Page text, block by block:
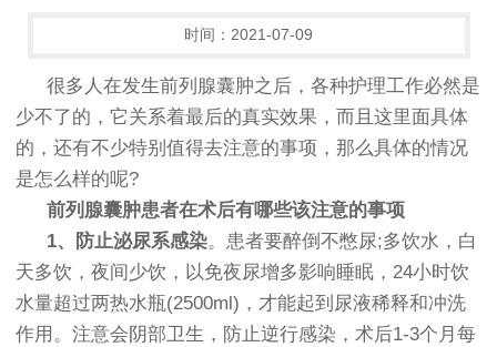
时间：2021-07-09
很多人在发生前列腺囊肿之后，各种护理工作必然是
少不了的，它关系着最后的真实效果，而且这里面具体
的，还有不少特别值得去注意的事项，那么具体的情况
是怎么样的呢?
前列腺囊肿患者在术后有哪些该注意的事项
1、防止泌尿系感染。患者要醉倒不憋尿;多饮水，白
天多饮，夜间少饮，以免夜尿增多影响睡眠，24小时饮
水量超过两热水瓶(2500ml)，才能起到尿液稀释和冲洗
作用。注意会阴部卫生，防止逆行感染，术后1-3个月每